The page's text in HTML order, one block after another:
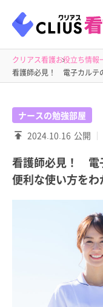
クリアス看護お役立ち情報
ナースの勉強部屋
2024.10.16 公開
看護師必見！ 電
便利な使い方を